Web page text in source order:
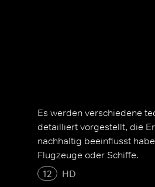
Es werden verschiedene
detailliert vorgestellt, die
nachhaltig beeinflusst
Flugzeuge oder Schiffe.
12
HD